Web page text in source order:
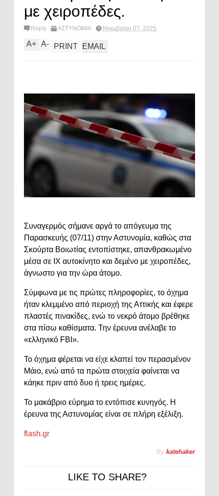
με χειροπέδες.
Reply ΑΣΤΥΝΟΜΙΑ Νοεμβρίου 07, 2025
A+ A- PRINT EMAIL
Συναγερμός σήμανε αργά το απόγευμα της
Παρασκευής (07/11) στην Αστυνομία, καθώς στα
Σκούρτα Βοιωτίας εντοπίστηκε, απανθρακωμένο
μέσα σε ΙΧ αυτοκίνητο και δεμένο με χειροπέδες,
άγνωστο για την ώρα άτομο.
Σύμφωνα με τις πρώτες πληροφορίες, το όχημα
ήταν κλεμμένο από περιοχή της Αττικής και έφερε
πλαστές πινακίδες, ενώ το νεκρό άτομο βρέθηκε
στα πίσω καθίσματα. Την έρευνα ανέλαβε το
«ελληνικό FBI».
Το όχημα φέρεται να είχε κλαπεί τον περασμένον
Μάιο, ενώ από τα πρώτα στοιχεία φαίνεται να
κάηκε πριν από δυο ή τρεις ημέρες.
Το μακάβριο εύρημα το εντόπισε κυνηγός. Η
έρευνα της Αστυνομίας είναι σε πλήρη εξέλιξη.
flash.gr
By katehaker
LIKE TO SHARE?